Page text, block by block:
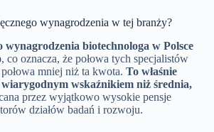
wynagrodzenia w tej branży?
wynagrodzenia biotechnologa w Polsce
, co oznacza, że połowa tych specjalistów
mniej niż ta kwota. To właśnie
wskaźnikiem niż średnia,
przez wyjątkowo wysokie pensje
działów badań i rozwoju.